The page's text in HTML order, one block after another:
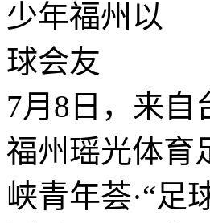
7月8日，来自
福州瑶光体育
峡青年荟·“足